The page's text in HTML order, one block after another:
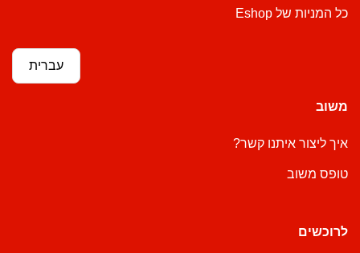
כל המניות של Eshop
עברית
משוב
איך ליצור איתנו קשר?
טופס משוב
לרוכשים